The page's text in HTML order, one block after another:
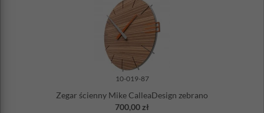
10-019-87
Zegar ścienny Mike CalleaDesign zebrano
700,00 zł